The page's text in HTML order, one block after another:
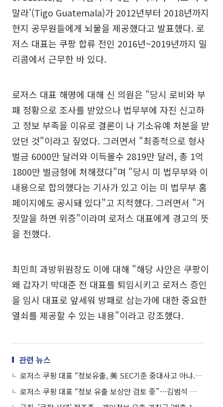
말라'(Tigo Guatemala)가 2012년부터 2018년까지
현지 공무원들에게 뇌물을 제공했다고 발표했다. 로
저스 대표는 쿠팡 합류 전인 2016년~2019년까지 밀
리콤에서 근무한 바 있다.
로저스 대표 해명에 대해 신 의원은 "당시 로비와 부
패 정황으로 조사를 받았으나 법무부에 자진 신고하
고 정보 부족을 이유로 결론이 나 기소유예 처분을 받
았던 것"이라고 짚었다. 그러면서 "최종적으로 형사
벌금 6000만 달러와 이득몰수 2819만 달러, 총 1억
1800만 벌금형에 처해졌다"며 "당시 미 법무부와 이
내용으로 합의했다는 기사가 있고 이는 미 법무부 홈
페이지에도 공시돼 있다"고 지적했다. 그러면서 "거
짓말을 하면 위증"이라며 로저스 대표에게 경고의 뜻
을 전했다.
최민희 과방위원장도 이에 대해 "해당 사안은 쿠팡이
왜 갑자기 박대준 전 대표를 퇴임시키고 로저스 증인
을 임시 대표로 앞세워 방패로 삼는가에 대한 중요한
열쇠를 제공할 수 있는 내용"이라고 강조했다.
관련 뉴스
로저스 쿠팡 대표 “정보유출, 美 SEC기준 중대사고 아냐...공시의무도 없어”
로저스 쿠팡 대표 “정보 유출 보상안 검토 중”⋯김범석 지시 여부엔 말아껴